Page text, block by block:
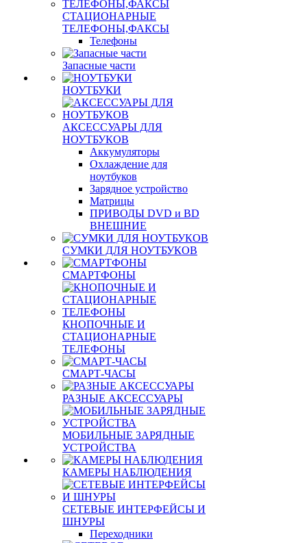
СТАЦИОНАРНЫЕ
ТЕЛЕФОНЫ,ФАКСЫ
Телефоны
Запасные части
НОУТБУКИ
АКСЕССУАРЫ ДЛЯ
НОУТБУКОВ
Аккумуляторы
Охлаждение для
ноутбуков
Зарядное устройство
Матрицы
ПРИВОДЫ DVD и BD
ВНЕШНИЕ
СУМКИ ДЛЯ НОУТБУКОВ
СМАРТФОНЫ
КНОПОЧНЫЕ И
СТАЦИОНАРНЫЕ
ТЕЛЕФОНЫ
СМАРТ-ЧАСЫ
РАЗНЫЕ АКСЕССУАРЫ
МОБИЛЬНЫЕ ЗАРЯДНЫЕ
УСТРОЙСТВА
КАМЕРЫ НАБЛЮДЕНИЯ
СЕТЕВЫЕ ИНТЕРФЕЙСЫ И
ШНУРЫ
Переходники